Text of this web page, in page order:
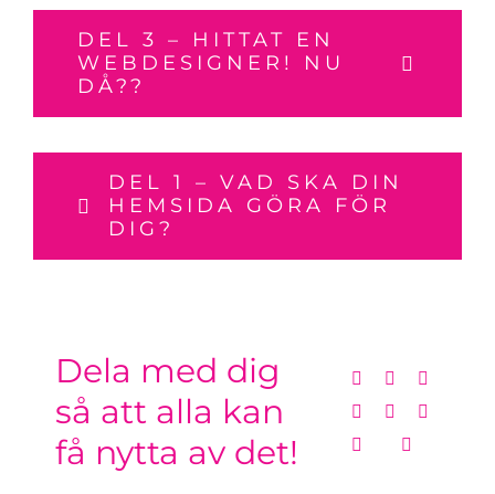
DEL 3 – HITTAT EN
WEBDESIGNER! NU
DÅ??
DEL 1 – VAD SKA DIN
HEMSIDA GÖRA FÖR
DIG?
Dela med dig
så att alla kan
få nytta av det!